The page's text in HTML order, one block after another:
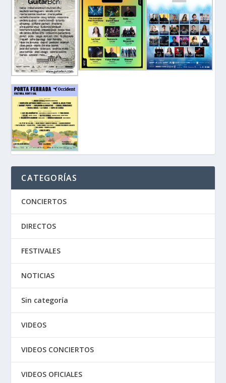
CATEGORÍAS
CONCIERTOS
DIRECTOS
FESTIVALES
NOTICIAS
Sin categoría
VIDEOS
VIDEOS CONCIERTOS
VIDEOS OFICIALES